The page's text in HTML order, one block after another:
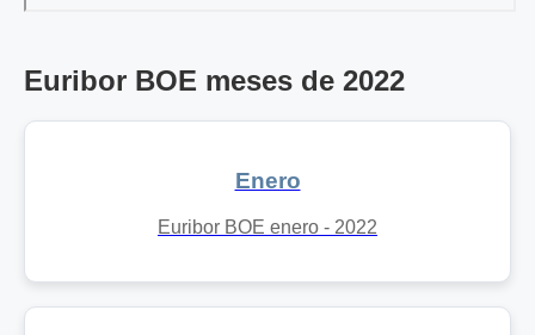
Euribor BOE meses de 2022
Enero
Euribor BOE enero - 2022